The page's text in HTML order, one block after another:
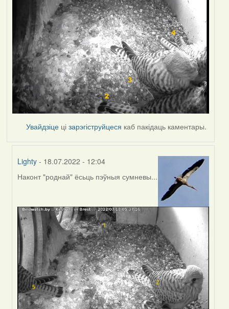
Увайдзіце цізарэгіструйцеся каб пакідаць каментары.
Lighty - 18.07.2022 - 12:04
In
by
Harrier
Наконт "роднай" ёсьць пэўныя сумневы...